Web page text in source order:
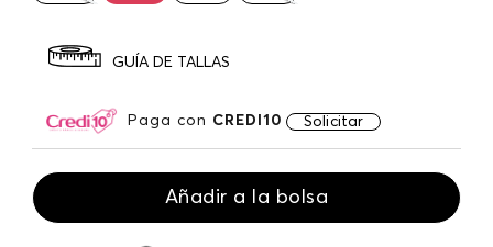
GUÍA DE TALLAS
Paga con CREDI10 Solicitar
Añadir a la bolsa